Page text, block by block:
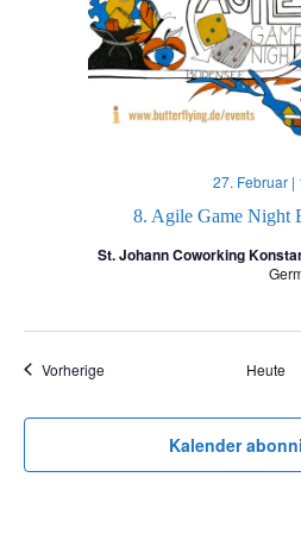
8. Agile Game Night
27. Februar |
St. Johann Coworking
VorherigeVeranstaltungen Heute
Kalender